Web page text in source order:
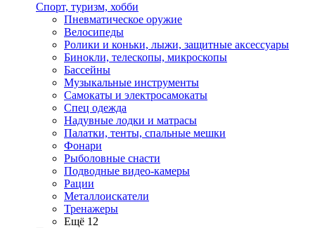
Спорт, туризм, хобби
Пневматическое оружие
Велосипеды
Ролики и коньки, лыжи, защитные аксессуары
Бинокли, телескопы, микроскопы
Бассейны
Музыкальные инструменты
Самокаты и электросамокаты
Спец одежда
Надувные лодки и матрасы
Палатки, тенты, спальные мешки
Фонари
Рыболовные снасти
Подводные видео-камеры
Рации
Металлоискатели
Тренажеры
Ещё 12